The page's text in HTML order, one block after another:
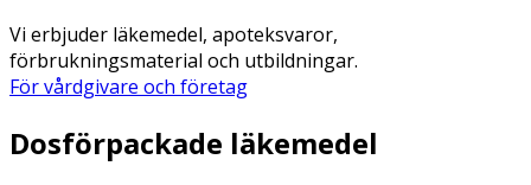
Vi erbjuder läkemedel, apoteksvaror,
förbrukningsmaterial och utbildningar.
För vårdgivare och företag
Dosförpackade läkemedel